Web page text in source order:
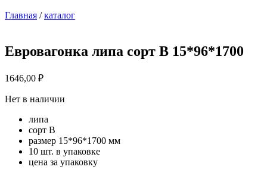
Главная /каталог
Евровагонка липа сорт В 15*96*1700
1646,00 ₽
Нет в наличии
липа
сорт В
размер 15*96*1700 мм
10 шт. в упаковке
цена за упаковку